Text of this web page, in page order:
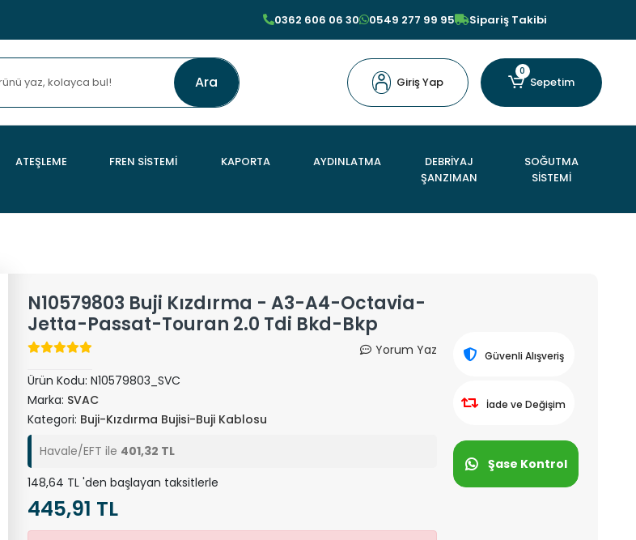
0362 606 06 30 0549 277 99 95 Sipariş Takibi
Ara Giriş Yap
0
Sepetim
ATEŞLEME FREN SİSTEMİ KAPORTA AYDINLATMA
DEBRİYAJ
ŞANZIMAN
SOĞUTMA
SİSTEMİ
N10579803 Buji Kızdırma - A3-A4-Octavia-
Jetta-Passat-Touran 2.0 Tdi Bkd-Bkp
Yorum Yaz
Ürün Kodu: N10579803_SVC
Marka: SVAC
Kategori: Buji-Kızdırma Bujisi-Buji Kablosu
Havale/EFT ile 401,32 TL
148,64 TL 'den başlayan taksitlerle
445,91 TL
Güvenli Alışveriş
İade ve Değişim
Şase Kontrol